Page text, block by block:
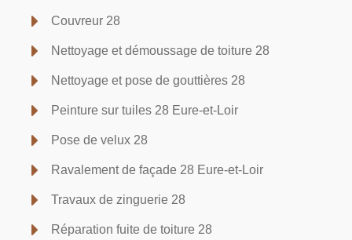
Couvreur 28
Nettoyage et démoussage de toiture 28
Nettoyage et pose de gouttières 28
Peinture sur tuiles 28 Eure-et-Loir
Pose de velux 28
Ravalement de façade 28 Eure-et-Loir
Travaux de zinguerie 28
Réparation fuite de toiture 28